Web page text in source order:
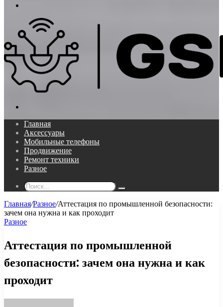
Главная
Аксессуары
Мобильные телефоны
Продвижение
Ремонт техники
Разное
Поиск...
Главная/Разное/Аттестация по промышленной безопасности:
зачем она нужна и как проходит
Разное
Аттестация по промышленной
безопасности: зачем она нужна и как
проходит